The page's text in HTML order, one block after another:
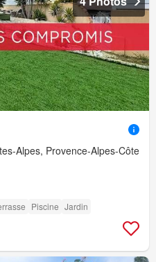
Alpes, Provence-Alpes-Côte
Piscine Jardin